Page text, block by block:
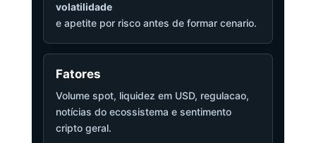
volatilidade
e apetite por risco antes de formar cenario.
Fatores
Volume spot, liquidez em USD, regulacao,
notícias do ecossistema e sentimento
cripto geral.